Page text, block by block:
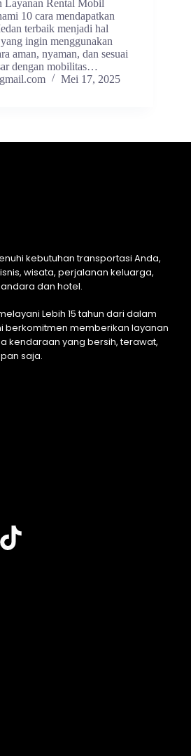
Layanan Rental Mobil
10 cara mendapatkan
terbaik menjadi hal
ingin menggunakan
aman, nyaman, dan sesuai
dengan mobilitas…
Mei 17, 2025
kebutuhan transportasi Anda,
wisata, perjalanan keluarga,
dan hotel.
Lebih 15 tahun dari dalam
berkomitmen memberikan layanan
kendaraan yang bersih, terawat,
saja.